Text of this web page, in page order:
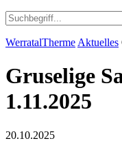
WerratalTherme Aktuelles
Gruselige
1.11.2025
20.10.2025